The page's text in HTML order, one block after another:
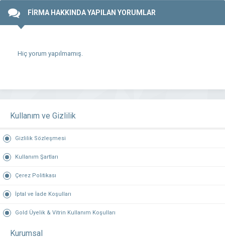
FİRMA HAKKINDA YAPILAN YORUMLAR
Hiç yorum yapılmamış.
Kullanım ve Gizlilik
Gizlilik Sözleşmesi
Kullanım Şartları
Çerez Politikası
İptal ve İade Koşulları
Gold Üyelik & Vitrin Kullanım Koşulları
Kurumsal